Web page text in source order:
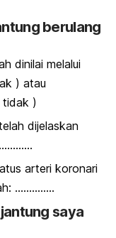
berulang
dinilai melalui
) atau
)
dijelaskan
arteri koronari
…………..
saya